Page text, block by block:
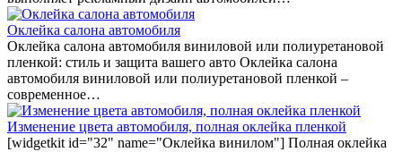
Оклейка салона автомобиля
Оклейка салона автомобиля виниловой или полиуретановой
пленкой: стиль и защита вашего авто Оклейка салона
автомобиля виниловой или полиуретановой пленкой –
современное…
Изменение цвета автомобиля, полная оклейка пленкой
[widgetkit id="32" name="Оклейка винилом"] Полная оклейка